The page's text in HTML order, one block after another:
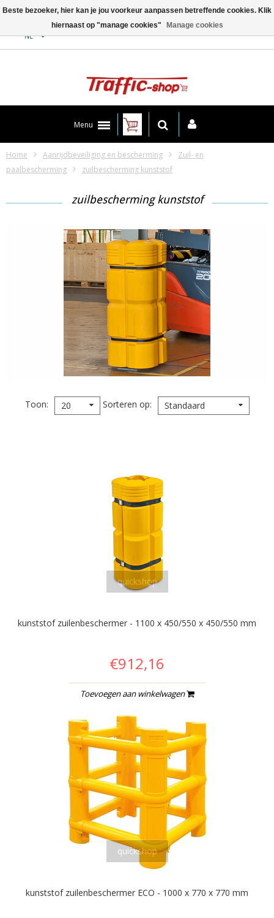
NL
Menu
Home Aanrijdbeveiliging en bescherming
Zuil- en
paalbescherming
zuilbescherming kunststof
zuilbescherming kunststof
Toon 20 Sorteren op Standaard
quickshop
kunststof zuilenbeschermer - 1100 x 450/550 x 450/550 mm
€912,16
Toevoegen aan winkelwagen
quickshop
kunststof zuilenbeschermer ECO - 1000 x 770 x 770 mm
Beste bezoeker, hier kan je jou voorkeur aanpassen betreffende cookies. Klik
hiernaast op "manage cookies"
Manage cookies